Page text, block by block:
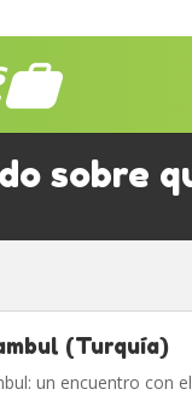
sobre
(Turquía)
un encuentro con